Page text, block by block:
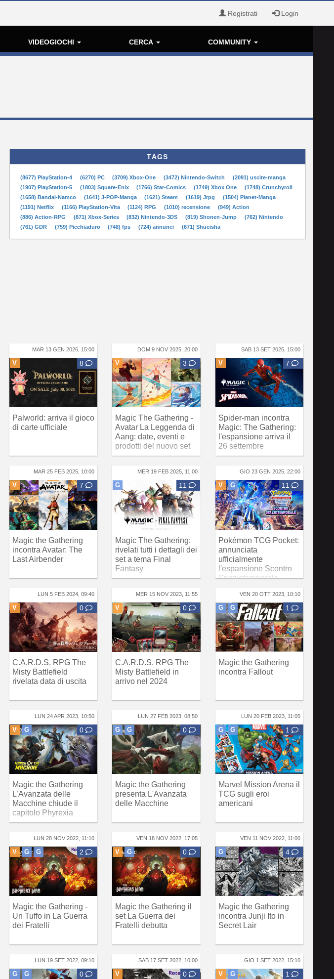
Registrati Login
VIDEOGIOCHI CERCA COMMUNITY
TAGS
(8677) PlayStation-4 (6270) PC (3709) Xbox-One (3472) Nintendo-Switch
(2091) uscite-manga
(1907) PlayStation-5
(1803) Square-Enix (1766) Star-Comics (1749) Xbox One
(1748) Crunchyroll
(1658) Bandai-Namco
(1641) J-POP-Manga (1621) Steam (1619) Jrpg
(1504) Planet-Manga
(1191) Netflix
(1166) PlayStation-Vita (1124) RPG (1010) recensione
(949) Action
(886) Action-RPG
(871) Xbox-Series (832) Nintendo-3DS (819) Shonen-Jump
(762) Nintendo
(761) GDR
(759) Picchiaduro (748) fps (724) annunci (671) Shueisha
MAR 13 GEN 2026, 15:00
V 8
Palworld: arriva il gioco
di carte ufficiale
DOM 9 NOV 2025, 20:00
V 3
Magic The Gathering -
Avatar La Leggenda di
Aang: date, eventi e
prodotti del nuovo set
SAB 13 SET 2025, 15:00
V 7
Spider-man incontra
Magic: The Gathering:
l'espansione arriva il
26 settembre
MAR 25 FEB 2025, 10:00
V 7
Magic the Gathering
incontra Avatar: The
Last Airbender
MER 19 FEB 2025, 11:00
G 11
Magic The Gathering:
rivelati tutti i dettagli dei
set a tema Final
Fantasy
GIO 23 GEN 2025, 22:00
V G 11
Pokémon TCG Pocket:
annunciata
ufficialmente
l'espansione Scontro
Spaziotemporale
LUN 5 FEB 2024, 09:40
V 0
C.A.R.D.S. RPG The
Misty Battlefield
rivelata data di uscita
MER 15 NOV 2023, 11:55
V 0
C.A.R.D.S. RPG The
Misty Battlefield in
arrivo nel 2024
VEN 20 OTT 2023, 10:10
G G 1
Magic the Gathering
incontra Fallout
LUN 24 APR 2023, 10:50
V G 0
Magic the Gathering
L’Avanzata delle
Macchine chiude il
capitolo Phyrexia
LUN 27 FEB 2023, 08:50
G G 0
Magic the Gathering
presenta L'Avanzata
delle Macchine
LUN 20 FEB 2023, 11:05
G G 1
Marvel Mission Arena il
TCG sugli eroi
americani
LUN 28 NOV 2022, 11:10
V G G 2
Magic the Gathering -
Un Tuffo in La Guerra
dei Fratelli
VEN 18 NOV 2022, 17:05
V G 0
Magic the Gathering il
set La Guerra dei
Fratelli debutta
VEN 11 NOV 2022, 11:00
G 4
Magic the Gathering
incontra Junji Ito in
Secret Lair
LUN 19 SET 2022, 09:10
G G 0
SAB 17 SET 2022, 10:00
V 0
GIO 1 SET 2022, 15:10
V G 1